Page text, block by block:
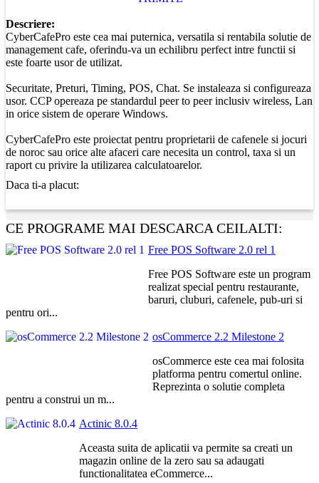
Descriere:
CyberCafePro este cea mai puternica, versatila si rentabila solutie de
management cafe, oferindu-va un echilibru perfect intre functii si
este foarte usor de utilizat.
Securitate, Preturi, Timing, POS, Chat. Se instaleaza si configureaza
usor. CCP opereaza pe standardul peer to peer inclusiv wireless, Lan
in orice sistem de operare Windows.
CyberCafePro este proiectat pentru proprietarii de cafenele si jocuri
de noroc sau orice alte afaceri care necesita un control, taxa si un
raport cu privire la utilizarea calculatoarelor.
Daca ti-a placut:
CE PROGRAME MAI DESCARCA CEILALTI:
Free POS Software 2.0 rel 1
Free POS Software este un program
realizat special pentru restaurante,
baruri, cluburi, cafenele, pub-uri si
pentru ori...
osCommerce 2.2 Milestone 2
osCommerce este cea mai folosita
platforma pentru comertul online.
Reprezinta o solutie completa
pentru a construi un m...
Actinic 8.0.4
Aceasta suita de aplicatii va permite sa creati un
magazin online de la zero sau sa adaugati
functionalitatea eCommerce...